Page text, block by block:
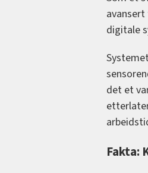
digitale
det et
Fakta: